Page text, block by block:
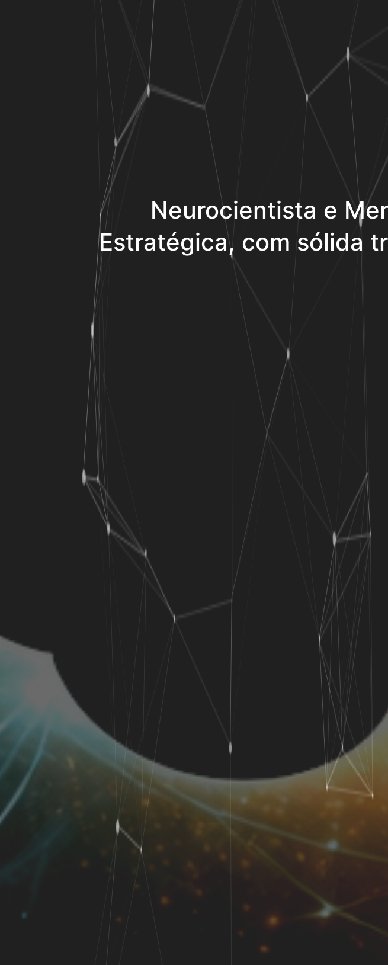
Neurocientista e
Estratégica, com sólida